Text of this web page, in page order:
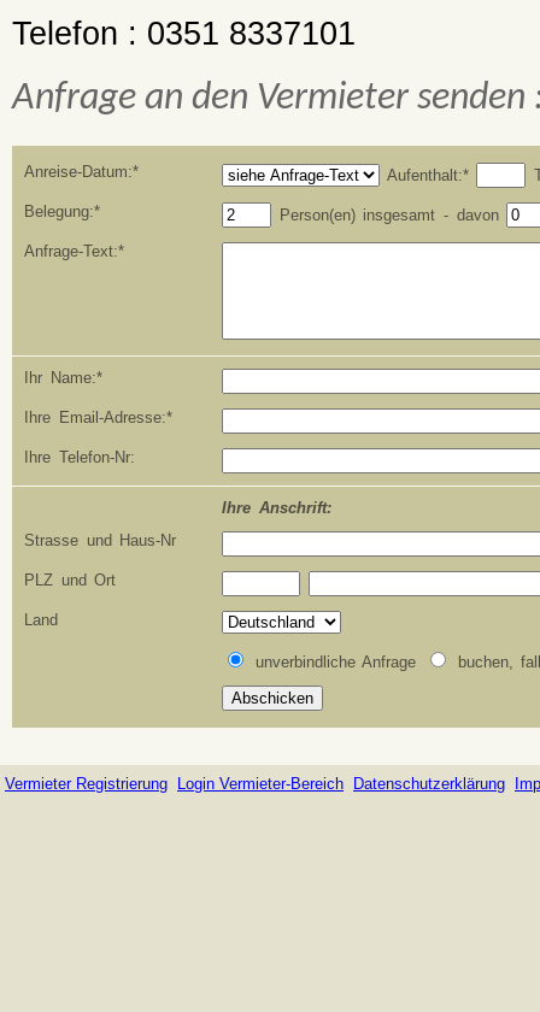
Telefon : 0351 8337101
Anfrage an den Vermieter senden
Anreise-Datum:* Aufenthalt:*
Belegung:*
Person(en) insgesamt - davon
Anfrage-Text:*
Ihr Name:*
Ihre Email-Adresse:*
Ihre Telefon-Nr:
Ihre Anschrift:
Strasse und Haus-Nr
PLZ und Ort
Land
unverbindliche Anfrage buchen,
Vermieter Registrierung Login Vermieter-Bereich Datenschutzerklärung